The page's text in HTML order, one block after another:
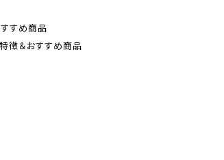
すめ商品
徴＆おすすめ商品